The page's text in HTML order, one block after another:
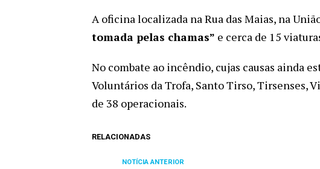
A oficina localizada na Rua das Maias, na
tomada pelas chamas” e cerca de 15
No combate ao incêndio, cujas causas ainda
Voluntários da Trofa, Santo Tirso, Tirsenses,
de 38 operacionais.
RELACIONADAS
NOTÍCIA ANTERIOR